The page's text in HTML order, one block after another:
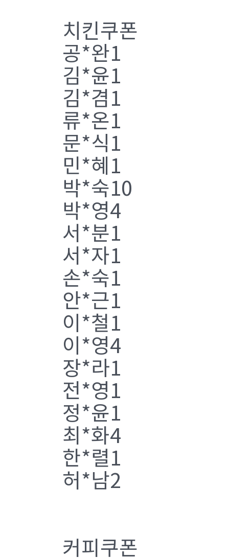
치킨쿠폰
공*완1
김*윤1
김*겸1
류*온1
문*식1
민*혜1
박*숙10
박*영4
서*분1
서*자1
손*숙1
안*근1
이*철1
이*영4
장*라1
전*영1
정*윤1
최*화4
한*렬1
허*남2
커피쿠폰